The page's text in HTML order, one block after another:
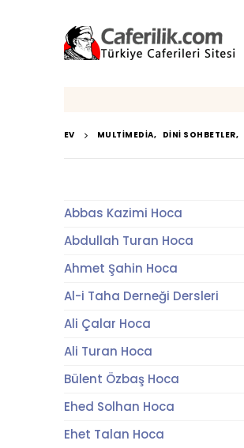
EV MULTIMEDIA, DINI SOHBETLER,
Abbas Kazimi Hoca
Abdullah Turan Hoca
Ahmet Şahin Hoca
Al-i Taha Derneği Dersleri
Ali Çalar Hoca
Ali Turan Hoca
Bülent Özbaş Hoca
Ehed Solhan Hoca
Ehet Talan Hoca